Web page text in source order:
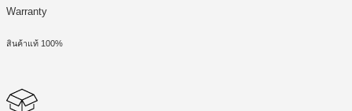
Warranty
สินค้าแท้ 100%